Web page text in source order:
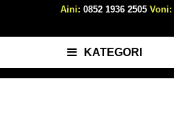
Aini: 0852 1936 2505 Voni:
KATEGORI